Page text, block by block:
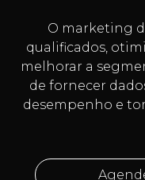
O marketing
qualificados,
melhorar a
de fornecer
desempenho e